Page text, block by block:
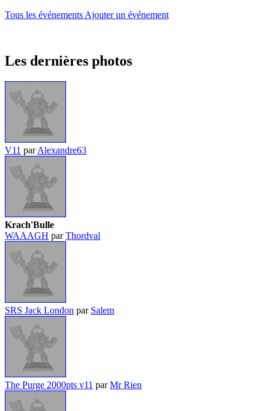
Tous les événements Ajouter un événement
Les dernières photos
V11 parAlexandre63
Krach'Bulle
WAAAGH parThordval
SRS Jack London par Salem
The Purge 2000pts v11 parMr Rien